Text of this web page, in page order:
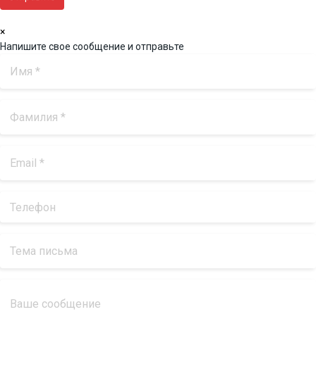
×
Напишите свое сообщение и отправьте